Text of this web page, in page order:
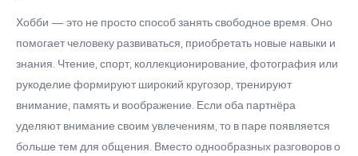
Хобби — это не просто способ занять свободное время. Оно
помогает человеку развиваться, приобретать новые навыки и
знания. Чтение, спорт, коллекционирование, фотография или
рукоделие формируют широкий кругозор, тренируют
внимание, память и воображение. Если оба партнёра
уделяют внимание своим увлечениям, то в паре появляется
больше тем для общения. Вместо однообразных разговоров о